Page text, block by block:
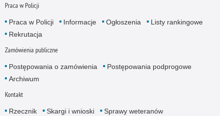
Praca w Policji
Praca w Policji Informacje Ogłoszenia
Listy rankingowe
Rekrutacja
Zamówienia publiczne
Postępowania o zamówienia
Postępowania podprogowe
Archiwum
Kontakt
Rzecznik Skargi i wnioski Sprawy weteranów